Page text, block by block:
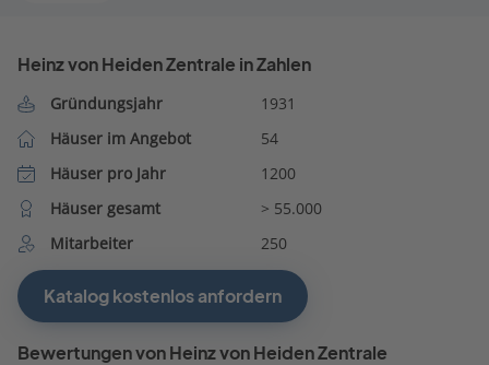
Heinz von Heiden Zentrale in Zahlen
Gründungsjahr
1931
Häuser im Angebot
54
Häuser pro Jahr
1200
Häuser gesamt
> 55.000
Mitarbeiter
250
Katalog kostenlos anfordern
Bewertungen von Heinz von Heiden Zentrale